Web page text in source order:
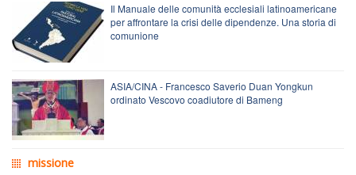
Il Manuale delle comunità ecclesiali latinoamericane
per affrontare la crisi delle dipendenze. Una storia di
comunione
ASIA/CINA - Francesco Saverio Duan Yongkun
ordinato Vescovo coadiutore di Bameng
missione